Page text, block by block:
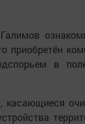
приобретён
в
касающиеся